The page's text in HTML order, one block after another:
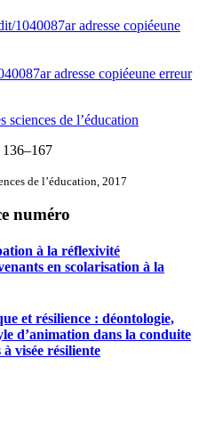
1040087aradresse copiéeune
adresse copiéeune erreur
sciences de l’éducation
136–167
de l’éducation, 2017
numéro
à la réflexivité
en scolarisation à la
et résilience : déontologie,
d’animation dans la conduite
visée résiliente